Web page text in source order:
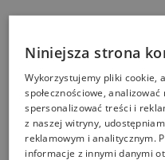
Niniejsza strona
Wykorzystujemy pliki cookie,
społecznościowe,
spersonalizować treści i
z naszej witryny,
reklamowym i analitycznym.
informacje z innymi danymi